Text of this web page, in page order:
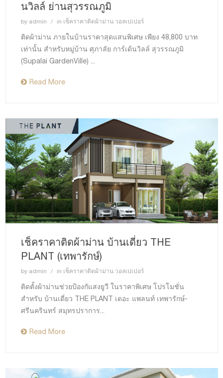
นวิลล์ ย่านสุวรรณภูมิ
by admin in เช็คราคาติดผ้าม่าน วอลเปเปอร์
ติดผ้าม่าน ภายในบ้านราคาสุดแสนพิเศษ เพียง 48,800 บาท
เท่านั้น สำหรับหมู่บ้าน ศุภาลัย การ์เด้นวิลล์ สุวรรณภูมิ
(Supalai GardenVille) ...
Read More
เช็คราคาติดผ้าม่าน บ้านเดี่ยว THE
PLANT (เทพารักษ์)
by admin in เช็คราคาติดผ้าม่าน วอลเปเปอร์
ติดตั้งผ้าม่านช่วยป้องกัแสงยูวี ในราคาพิเศษ โปรโมชั่น
สำหรับ บ้านเดี่ยว THE PLANT เดอะ แพลนท์ เทพารักษ์-
ศรีนครินทร์ สมุทรปราการ...
Read More